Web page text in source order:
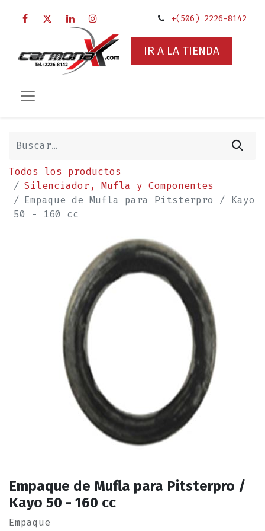
+(506) 2226-8142
IR A LA TIENDA
Todos los productos
Silenciador, Mufla y Componentes
Empaque de Mufla para Pitsterpro / Kayo
50 - 160 cc
Empaque de Mufla para Pitsterpro /
Kayo 50 - 160 cc
Empaque